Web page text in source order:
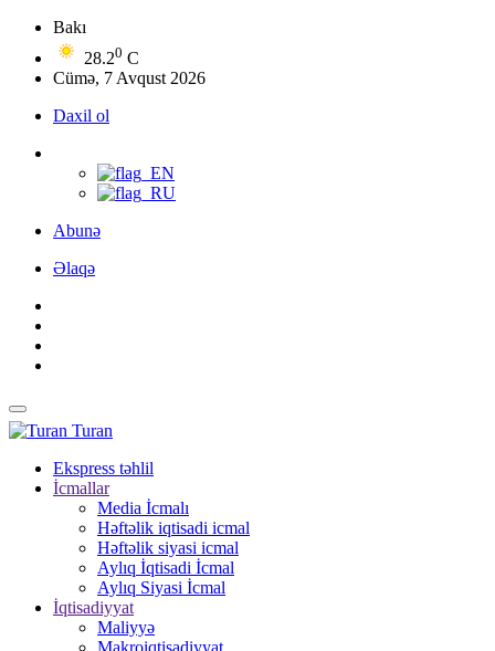
Bakı
28.20 C
Cümə, 7 Avqust 2026
Daxil ol
Abunə
Əlaqə
Turan
Ekspress təhlil
İcmallar
Media İcmalı
Həftəlik iqtisadi icmal
Həftəlik siyasi icmal
Aylıq İqtisadi İcmal
Aylıq Siyasi İcmal
İqtisadiyyat
Maliyyə
Makroiqtisadiyyat